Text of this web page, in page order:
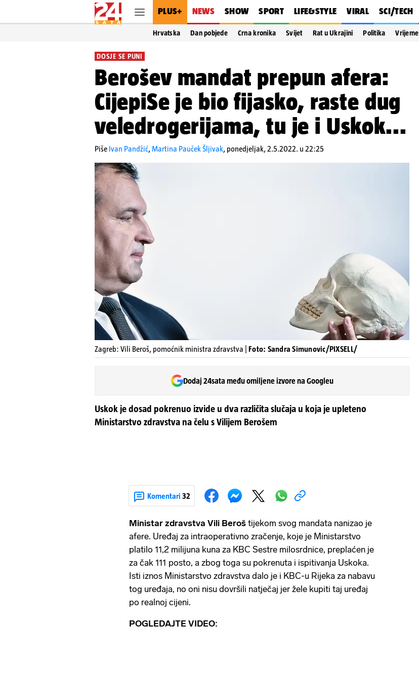
PLUS+ NEWS SHOW SPORT LIFE&STYLE VIRAL SCI/TECH
Hrvatska Dan pobjede Crna kronika Svijet Rat u Ukrajini Politika Vrijeme
DOSJE SE PUNI
Berošev mandat prepun afera:
CijepiSe je bio fijasko, raste dug
veledrogerijama, tu je i Uskok...
Piše Ivan Pandžić,Martina Pauček Šljivak, ponedjeljak, 2.5.2022. u 22:25
Zagreb: Vili Beroš, pomoćnik ministra zdravstva | Foto: Sandra Simunovic/PIXSELL/
Dodaj 24sata među omiljene izvore na Googleu
Uskok je dosad pokrenuo izvide u dva različita slučaja u koja je upleteno
Ministarstvo zdravstva na čelu s Vilijem Berošem
Komentari 32
Ministar zdravstva Vili Beroš tijekom svog mandata nanizao je
afere. Uređaj za intraoperativno zračenje, koje je Ministarstvo
platilo 11,2 milijuna kuna za KBC Sestre milosrdnice, preplaćen je
za čak 111 posto, a zbog toga su pokrenuta i ispitivanja Uskoka.
Isti iznos Ministarstvo zdravstva dalo je i KBC-u Rijeka za nabavu
tog uređaja, no oni nisu dovršili natječaj jer žele kupiti taj uređaj
po realnoj cijeni.
POGLEDAJTE VIDEO: